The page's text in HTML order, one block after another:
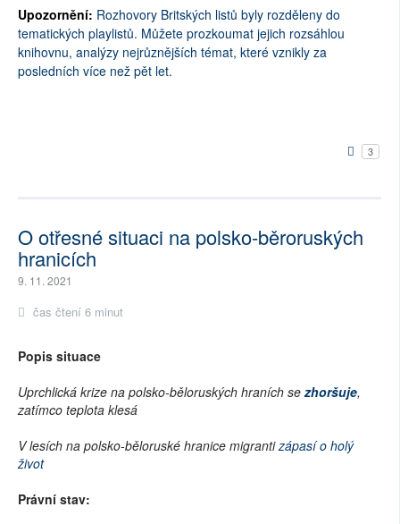
Upozornění: Rozhovory Britských listů byly rozděleny do
tematických playlistů. Můžete prozkoumat jejich rozsáhlou
knihovnu, analýzy nejrůznějších témat, které vznikly za
posledních více než pět let.
3
O otřesné situaci na polsko-běroruských
hranicích
9. 11. 2021
čas čtení 6 minut
Popis situace
Uprchlická krize na polsko-běloruských hraních se zhoršuje,
zatímco teplota klesá
V lesích na polsko-běloruské hranice migrantizápasí o holý
život
Právní stav: